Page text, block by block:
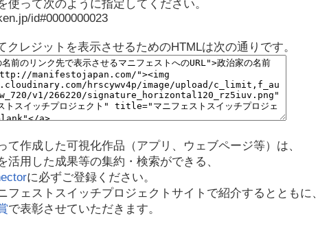
使って次のように指定してください。
id#0000000023
クレジットを表示させるためのHTMLは次の通りです。
て作成した可視化作品（アプリ、ウェブページ等）は、
活用した成果等の集約・検索ができる、
に必ずご登録ください。
フェストスイッチプロジェクトサイトで紹介するとともに、
で表彰させていただきます。